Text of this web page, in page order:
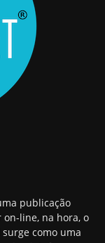
publicação
line, na hora, o
como uma